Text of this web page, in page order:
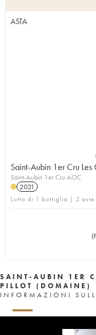
ASTA
Saint-Aubin 1er Cru Les
Saint-Aubin 1er Cru AOC
2021
Lotto di 1 bottiglia | 2 aste
(
SAINT-AUBIN 1ER
PILLOT (DOMAINE)
INFORMAZIONI